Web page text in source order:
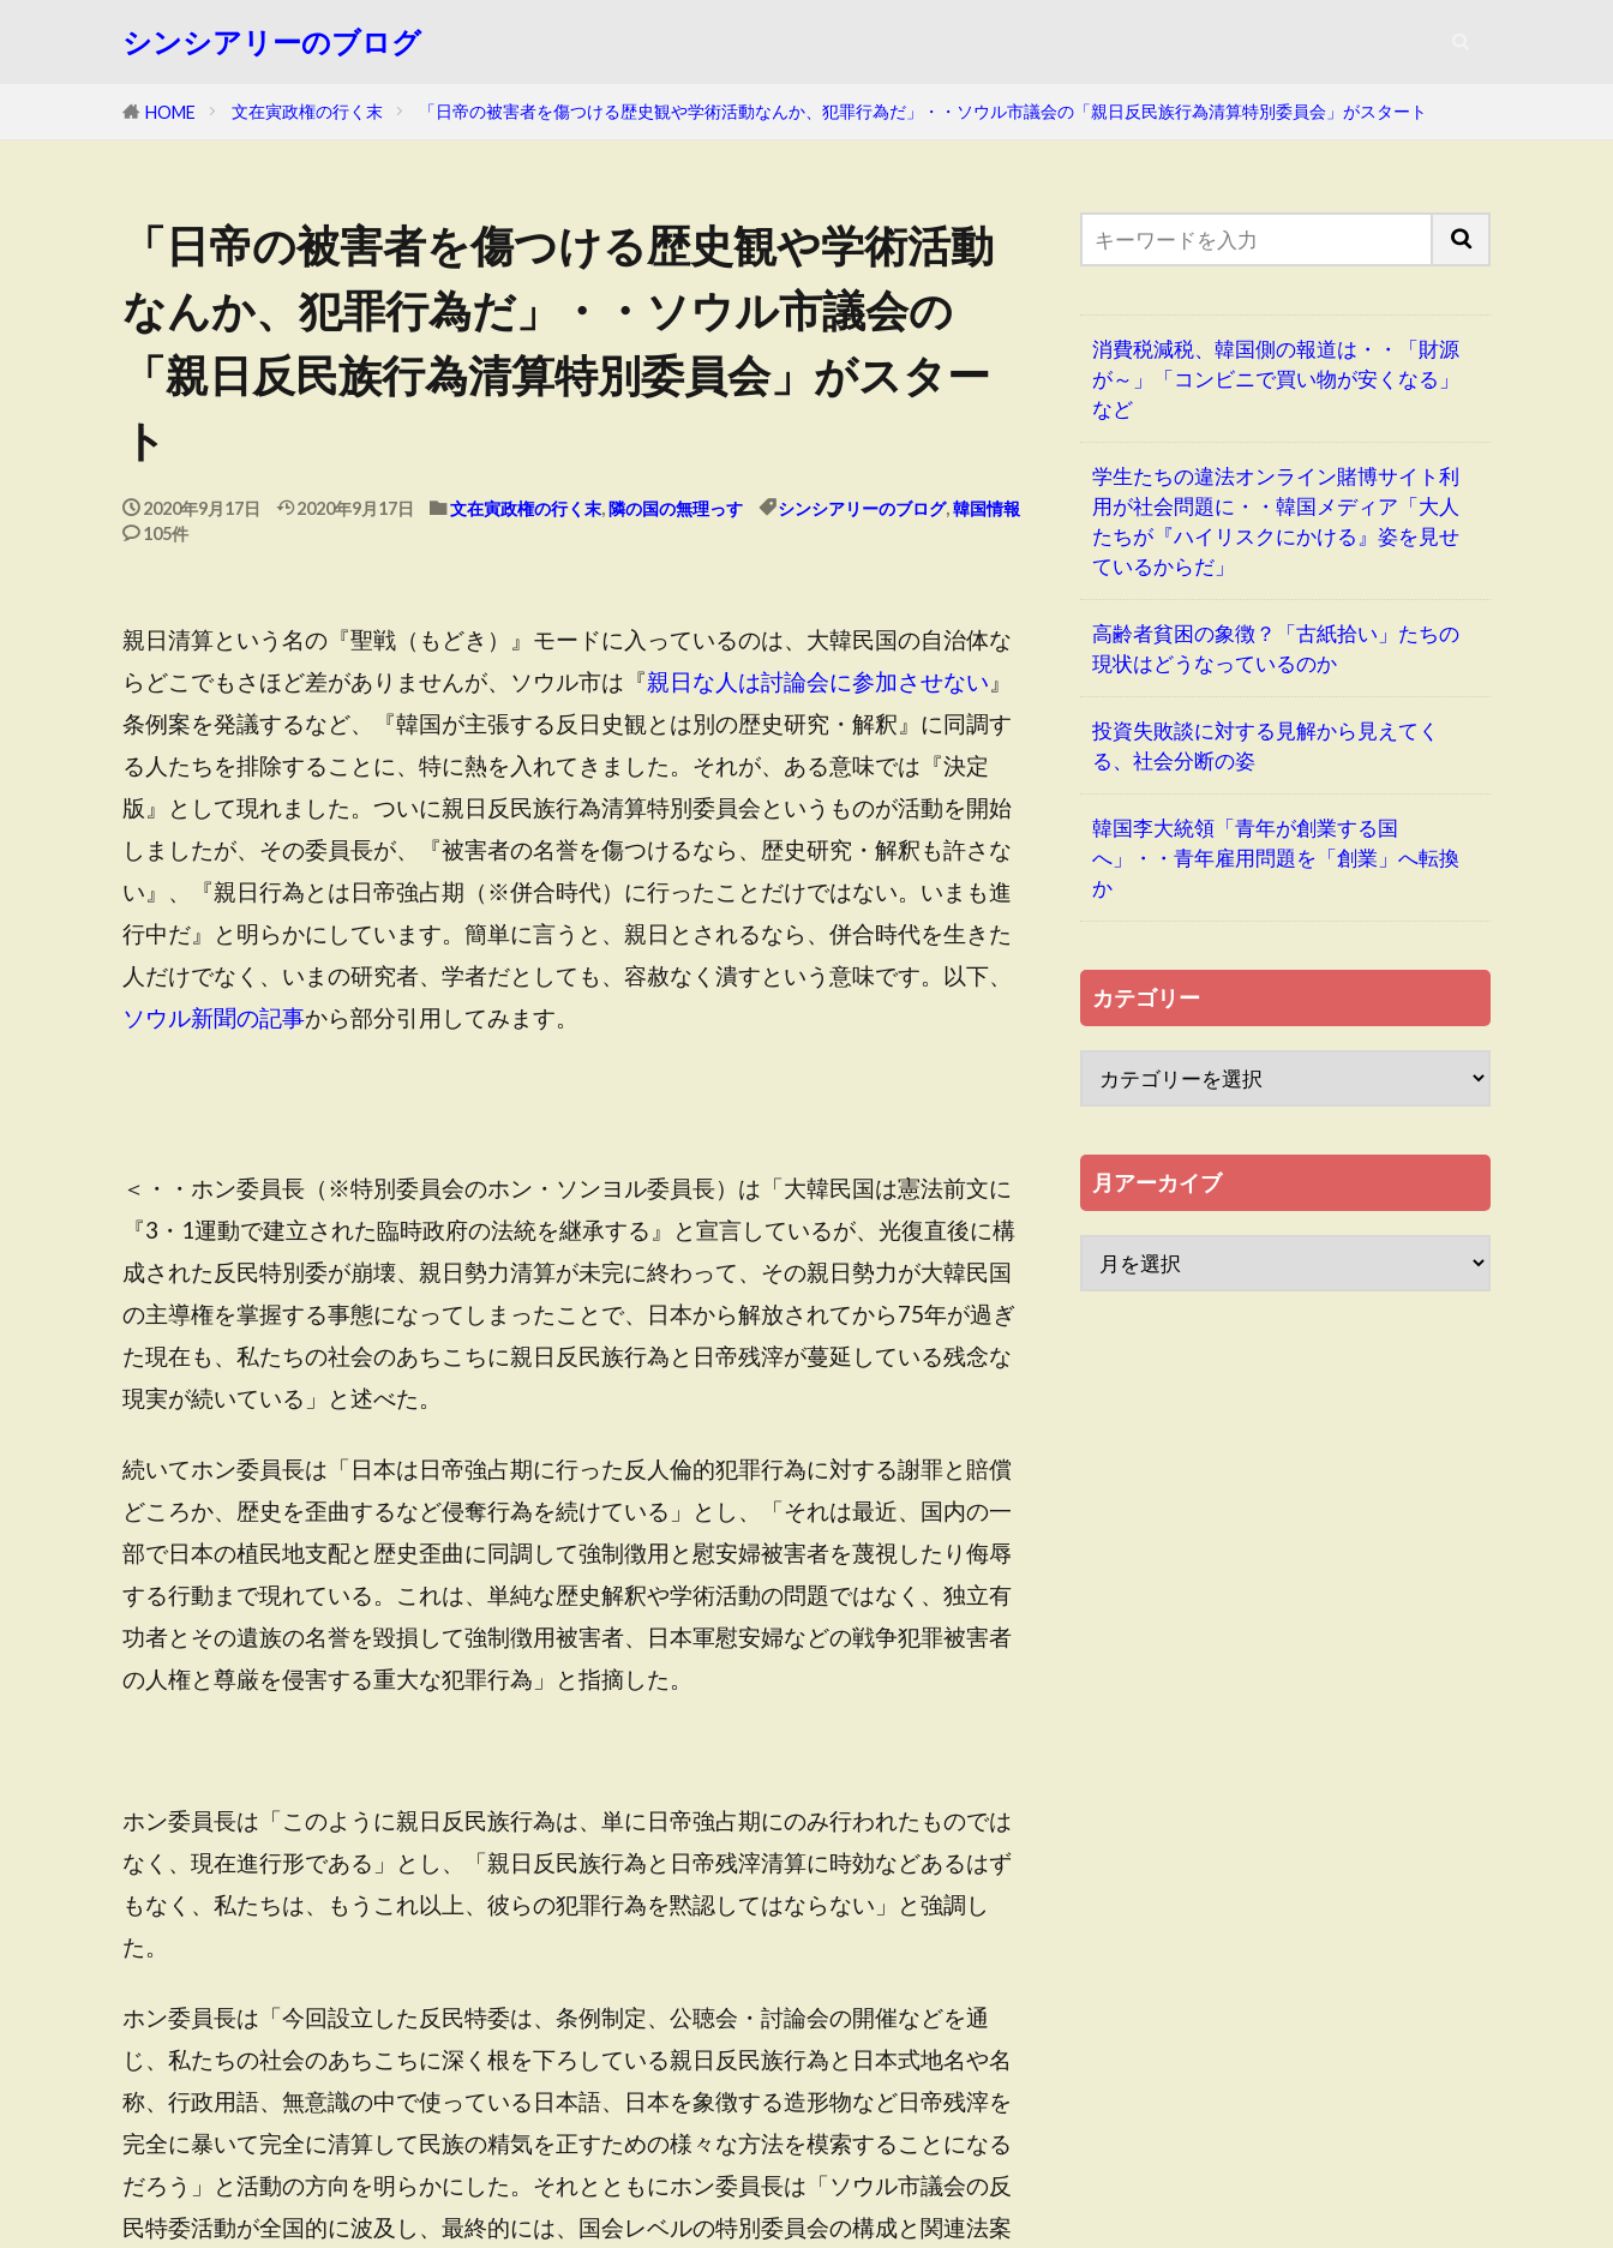
シンシアリーのブログ
HOME 文在寅政権の行く末 「日帝の被害者を傷つける歴史観や学術活動なんか、犯罪行為だ」・・ソウル市議会の「親日反民族行為清算特別委員会」がスタート
「日帝の被害者を傷つける歴史観や学術活動
なんか、犯罪行為だ」・・ソウル市議会の
「親日反民族行為清算特別委員会」がスター
ト
2020年9月17日 2020年9月17日 文在寅政権の行く末,隣の国の無理っす シンシアリーのブログ,韓国情報
105件
親日清算という名の『聖戦（もどき）』モードに入っているのは、大韓民国の自治体な
らどこでもさほど差がありませんが、ソウル市は『親日な人は討論会に参加させない 』
条例案を発議するなど、『韓国が主張する反日史観とは別の歴史研究・解釈』に同調す
る人たちを排除することに、特に熱を入れてきました。それが、ある意味では『決定
版』として現れました。ついに親日反民族行為清算特別委員会というものが活動を開始
しましたが、その委員長が、『被害者の名誉を傷つけるなら、歴史研究・解釈も許さな
い』、『親日行為とは日帝強占期（※併合時代）に行ったことだけではない。いまも進
行中だ』と明らかにしています。簡単に言うと、親日とされるなら、併合時代を生きた
人だけでなく、いまの研究者、学者だとしても、容赦なく潰すという意味です。以下、
ソウル新聞の記事から部分引用してみます。
＜・・ホン委員長（※特別委員会のホン・ソンヨル委員長）は「大韓民国は憲法前文に
『3・1運動で建立された臨時政府の法統を継承する』と宣言しているが、光復直後に構
成された反民特別委が崩壊、親日勢力清算が未完に終わって、その親日勢力が大韓民国
の主導権を掌握する事態になってしまったことで、日本から解放されてから75年が過ぎ
た現在も、私たちの社会のあちこちに親日反民族行為と日帝残滓が蔓延している残念な
現実が続いている」と述べた。
続いてホン委員長は「日本は日帝強占期に行った反人倫的犯罪行為に対する謝罪と賠償
どころか、歴史を歪曲するなど侵奪行為を続けている」とし、「それは最近、国内の一
部で日本の植民地支配と歴史歪曲に同調して強制徴用と慰安婦被害者を蔑視したり侮辱
する行動まで現れている。 これは、単純な歴史解釈や学術活動の問題ではなく、独立有
功者とその遺族の名誉を毀損して強制徴用被害者、日本軍慰安婦などの戦争犯罪被害者
の人権と尊厳を侵害する重大な犯罪行為 」と指摘した。
ホン委員長は「このように親日反民族行為は、単に日帝強占期にのみ行われたものでは
なく、現在進行形である」とし、「親日反民族行為と日帝残滓清算に時効などあるはず
もなく、私たちは、もうこれ以上、彼らの犯罪行為を黙認してはならない」と強調し
た。
ホン委員長は「今回設立した反民特委は、条例制定、公聴会・討論会の開催などを通
じ、私たちの社会のあちこちに深く根を下ろしている親日反民族行為と日本式地名や名
称、行政用語、無意識の中で使っている日本語、日本を象徴する造形物など日帝残滓を
完全に暴いて完全に清算して民族の精気を正すための様々な方法を模索することになる
だろう」と活動の方向を明らかにした。それとともにホン委員長は「ソウル市議会の反
民特委活動が全国的に波及し、最終的には、国会レベルの特別委員会の構成と関連法案
消費税減税、韓国側の報道は・・「財源
が～」「コンビニで買い物が安くなる」
など
学生たちの違法オンライン賭博サイト利
用が社会問題に・・韓国メディア「大人
たちが『ハイリスクにかける』姿を見せ
ているからだ」
高齢者貧困の象徴？「古紙拾い」たちの
現状はどうなっているのか
投資失敗談に対する見解から見えてく
る、社会分断の姿
韓国李大統領「青年が創業する国
へ」・・青年雇用問題を「創業」へ転換
か
カテゴリー
月アーカイブ